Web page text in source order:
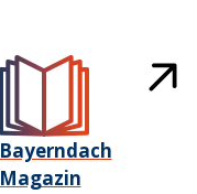
Bayerndach
Magazin